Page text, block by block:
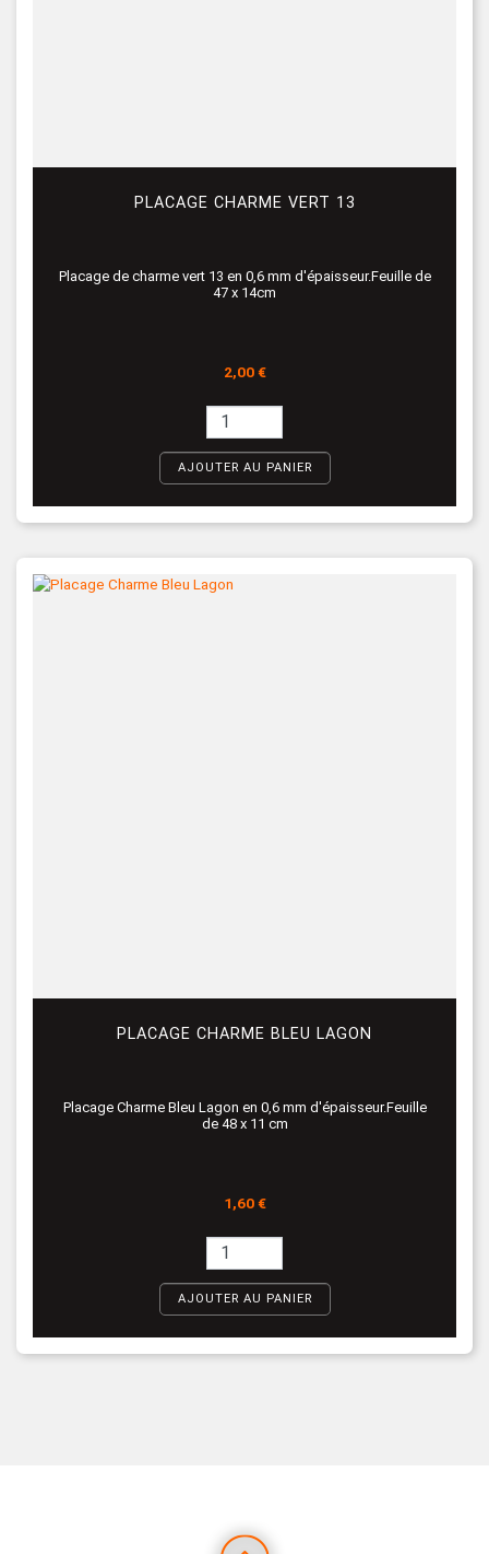
PLACAGE CHARME VERT 13
Placage de charme vert 13 en 0,6 mm d'épaisseur.Feuille de
47 x 14cm
Prix
2,00 €
AJOUTER AU PANIER
PLACAGE CHARME BLEU LAGON
Placage Charme Bleu Lagon en 0,6 mm d'épaisseur.Feuille
de 48 x 11 cm
Prix
1,60 €
AJOUTER AU PANIER